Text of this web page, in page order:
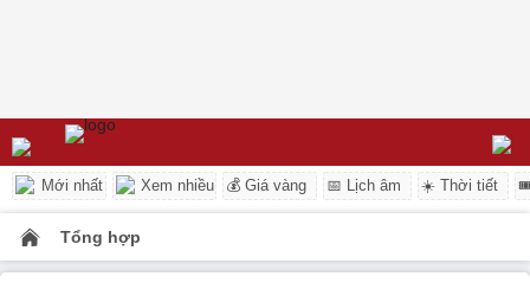
Mới nhất Xem nhiều 💰 Giá vàng 📅 Lịch âm ☀️ Thời tiết
Tổng hợp